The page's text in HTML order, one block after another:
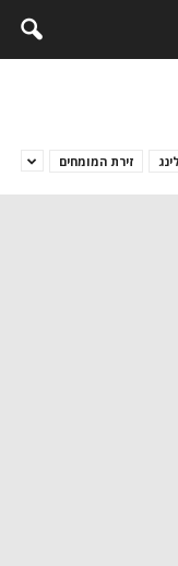
זירת המומחים